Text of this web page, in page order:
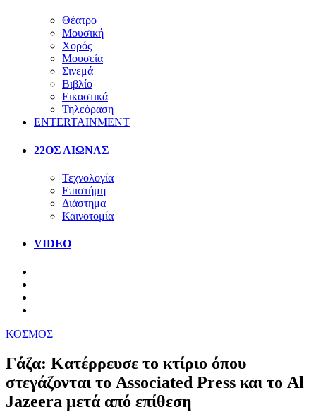
Θέατρο
Μουσική
Χορός
Μουσεία
Σινεμά
Βιβλίο
Εικαστικά
Τηλεόραση
ENTERTAINMENT
22ΟΣ ΑΙΩΝΑΣ
Τεχνολογία
Επιστήμη
Διάστημα
Καινοτομία
VIDEO
ΚΟΣΜΟΣ
Γάζα: Κατέρρευσε το κτίριο όπου
στεγάζονται το Associated Press και το Al
Jazeera μετά από επίθεση